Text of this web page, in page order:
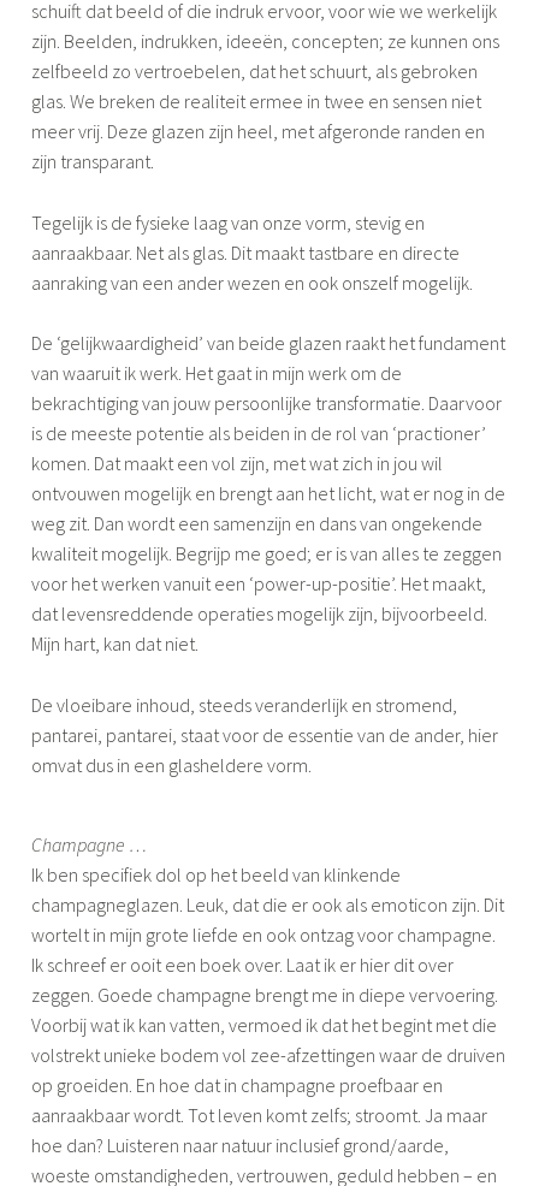
schuift dat beeld of die indruk ervoor, voor wie we werkelijk
zijn. Beelden, indrukken, ideeën, concepten; ze kunnen ons
zelfbeeld zo vertroebelen, dat het schuurt, als gebroken
glas. We breken de realiteit ermee in twee en sensen niet
meer vrij. Deze glazen zijn heel, met afgeronde randen en
zijn transparant.
Tegelijk is de fysieke laag van onze vorm, stevig en
aanraakbaar. Net als glas. Dit maakt tastbare en directe
aanraking van een ander wezen en ook onszelf mogelijk.
De ‘gelijkwaardigheid’ van beide glazen raakt het fundament
van waaruit ik werk. Het gaat in mijn werk om de
bekrachtiging van jouw persoonlijke transformatie. Daarvoor
is de meeste potentie als beiden in de rol van ‘practioner’
komen. Dat maakt een vol zijn, met wat zich in jou wil
ontvouwen mogelijk en brengt aan het licht, wat er nog in de
weg zit. Dan wordt een samenzijn en dans van ongekende
kwaliteit mogelijk. Begrijp me goed; er is van alles te zeggen
voor het werken vanuit een ‘power-up-positie’. Het maakt,
dat levensreddende operaties mogelijk zijn, bijvoorbeeld.
Mijn hart, kan dat niet.
De vloeibare inhoud, steeds veranderlijk en stromend,
pantarei, pantarei, staat voor de essentie van de ander, hier
omvat dus in een glasheldere vorm.
Champagne …
Ik ben specifiek dol op het beeld van klinkende
champagneglazen. Leuk, dat die er ook als emoticon zijn. Dit
wortelt in mijn grote liefde en ook ontzag voor champagne.
Ik schreef er ooit een boek over. Laat ik er hier dit over
zeggen. Goede champagne brengt me in diepe vervoering.
Voorbij wat ik kan vatten, vermoed ik dat het begint met die
volstrekt unieke bodem vol zee-afzettingen waar de druiven
op groeiden. En hoe dat in champagne proefbaar en
aanraakbaar wordt. Tot leven komt zelfs; stroomt. Ja maar
hoe dan? Luisteren naar natuur inclusief grond/aarde,
woeste omstandigheden, vertrouwen, geduld hebben – en